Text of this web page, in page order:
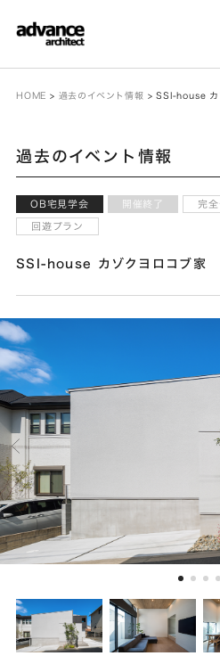
HOME > 過去のイベント情報 >SSI-house カ
過去のイベント情報
OB宅見学会 開催終了 完全
回遊プラン
SSI-house カゾクヨロコブ家